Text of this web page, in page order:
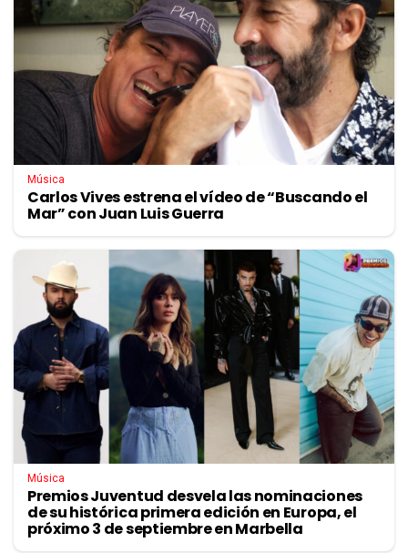
Música
Carlos Vives estrena el vídeo de “Buscando el
Mar” con Juan Luis Guerra
Música
Premios Juventud desvela las nominaciones
de su histórica primera edición en Europa, el
próximo 3 de septiembre en Marbella